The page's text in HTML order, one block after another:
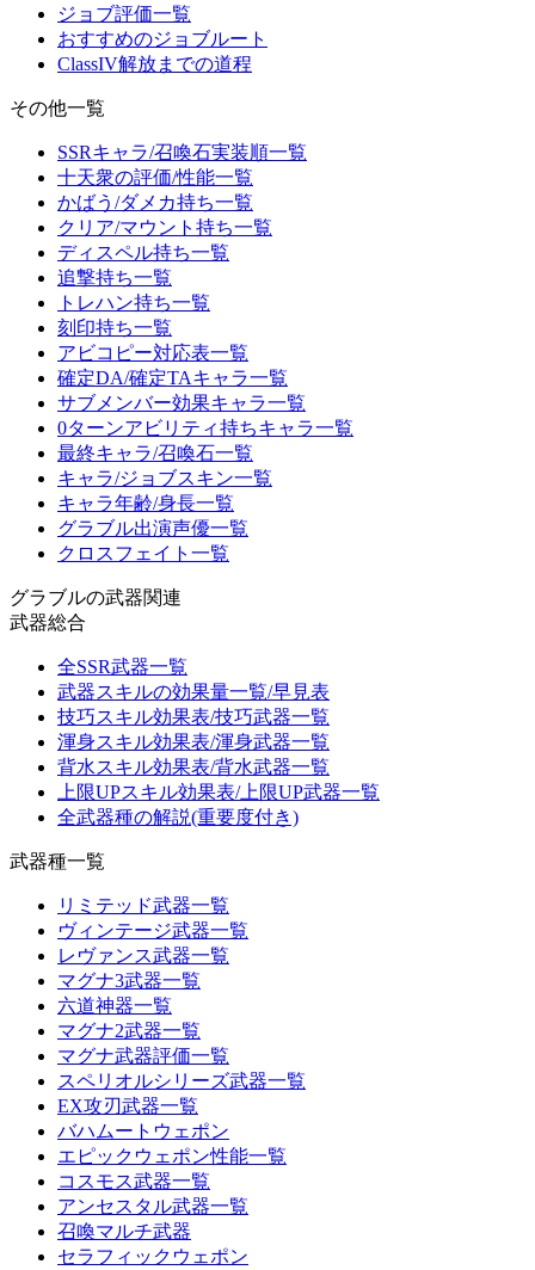
ジョブ評価一覧
おすすめのジョブルート
ClassIV解放までの道程
その他一覧
SSRキャラ/召喚石実装順一覧
十天衆の評価/性能一覧
かばう/ダメカ持ち一覧
クリア/マウント持ち一覧
ディスペル持ち一覧
追撃持ち一覧
トレハン持ち一覧
刻印持ち一覧
アビコピー対応表一覧
確定DA/確定TAキャラ一覧
サブメンバー効果キャラ一覧
0ターンアビリティ持ちキャラ一覧
最終キャラ/召喚石一覧
キャラ/ジョブスキン一覧
キャラ年齢/身長一覧
グラブル出演声優一覧
クロスフェイト一覧
グラブルの武器関連
武器総合
全SSR武器一覧
武器スキルの効果量一覧/早見表
技巧スキル効果表/技巧武器一覧
渾身スキル効果表/渾身武器一覧
背水スキル効果表/背水武器一覧
上限UPスキル効果表/上限UP武器一覧
全武器種の解説(重要度付き)
武器種一覧
リミテッド武器一覧
ヴィンテージ武器一覧
レヴァンス武器一覧
マグナ3武器一覧
六道神器一覧
マグナ2武器一覧
マグナ武器評価一覧
スペリオルシリーズ武器一覧
EX攻刃武器一覧
バハムートウェポン
エピックウェポン性能一覧
コスモス武器一覧
アンセスタル武器一覧
召喚マルチ武器
セラフィックウェポン